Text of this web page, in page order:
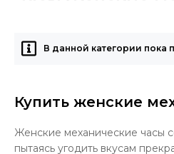
В данной категории пока
Купить женские
Женские механические часы
пытаясь угодить вкусам